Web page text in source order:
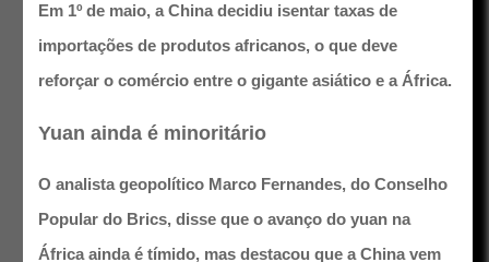
Em 1º de maio, a China decidiu isentar taxas de
importações de produtos africanos, o que deve
reforçar o comércio entre o gigante asiático e a África.
Yuan ainda é minoritário
O analista geopolítico Marco Fernandes, do Conselho
Popular do Brics, disse que o avanço do yuan na
África ainda é tímido, mas destacou que a China vem